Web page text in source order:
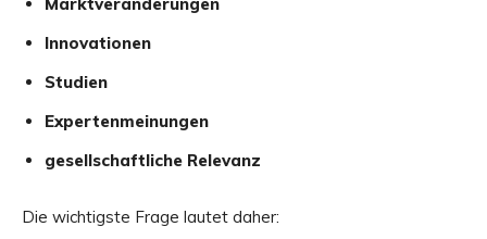
Innovationen
Studien
Expertenmeinungen
gesellschaftliche Relevanz
Die wichtigste Frage lautet daher: